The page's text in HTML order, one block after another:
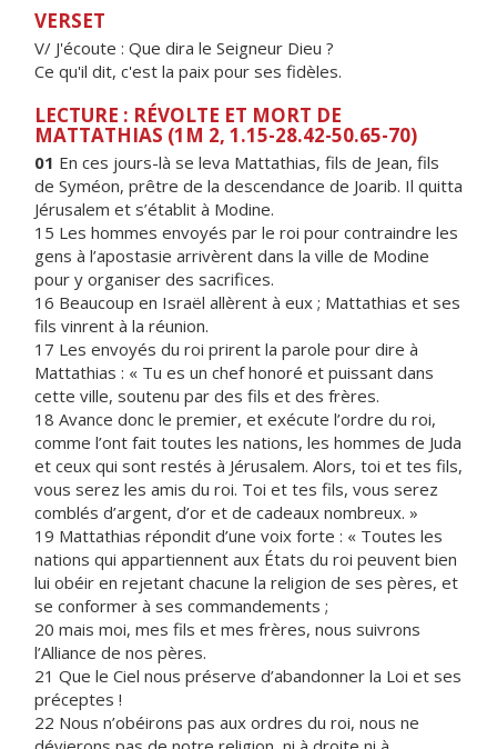
VERSET
V/ J'écoute : Que dira le Seigneur Dieu ?
Ce qu'il dit, c'est la paix pour ses fidèles.
LECTURE : RÉVOLTE ET MORT DE
MATTATHIAS (1M 2, 1.15-28.42-50.65-70)
01 En ces jours-là se leva Mattathias, fils de Jean, fils
de Syméon, prêtre de la descendance de Joarib. Il quitta
Jérusalem et s’établit à Modine.
15 Les hommes envoyés par le roi pour contraindre les
gens à l’apostasie arrivèrent dans la ville de Modine
pour y organiser des sacrifices.
16 Beaucoup en Israël allèrent à eux ; Mattathias et ses
fils vinrent à la réunion.
17 Les envoyés du roi prirent la parole pour dire à
Mattathias : « Tu es un chef honoré et puissant dans
cette ville, soutenu par des fils et des frères.
18 Avance donc le premier, et exécute l’ordre du roi,
comme l’ont fait toutes les nations, les hommes de Juda
et ceux qui sont restés à Jérusalem. Alors, toi et tes fils,
vous serez les amis du roi. Toi et tes fils, vous serez
comblés d’argent, d’or et de cadeaux nombreux. »
19 Mattathias répondit d’une voix forte : « Toutes les
nations qui appartiennent aux États du roi peuvent bien
lui obéir en rejetant chacune la religion de ses pères, et
se conformer à ses commandements ;
20 mais moi, mes fils et mes frères, nous suivrons
l’Alliance de nos pères.
21 Que le Ciel nous préserve d’abandonner la Loi et ses
préceptes !
22 Nous n’obéirons pas aux ordres du roi, nous ne